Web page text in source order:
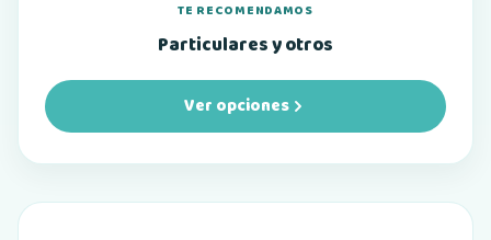
TE RECOMENDAMOS
Particulares y otros
Ver opciones